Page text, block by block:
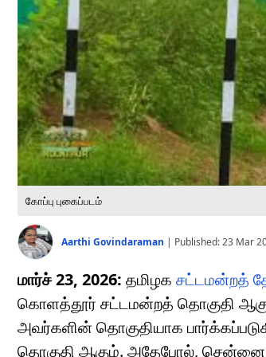
கோப்பு புகைப்படம்
Aarthi Govindaraman | Published:23 Mar
மார்ச் 23, 2026: தமிழக சட்டமன்றத்
கொளத்தூர் சட்டமன்றத் தொகுதி
அவர்களின் தொகுதியாக
தொகுதி ஆகும். அதேபோல், சென்னை